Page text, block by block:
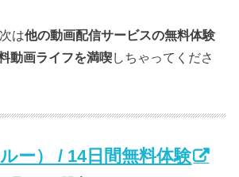
は他の動画配信サービスの無料体験
動画ライフを満喫しちゃってくださ
ー） / 14日間無料体験